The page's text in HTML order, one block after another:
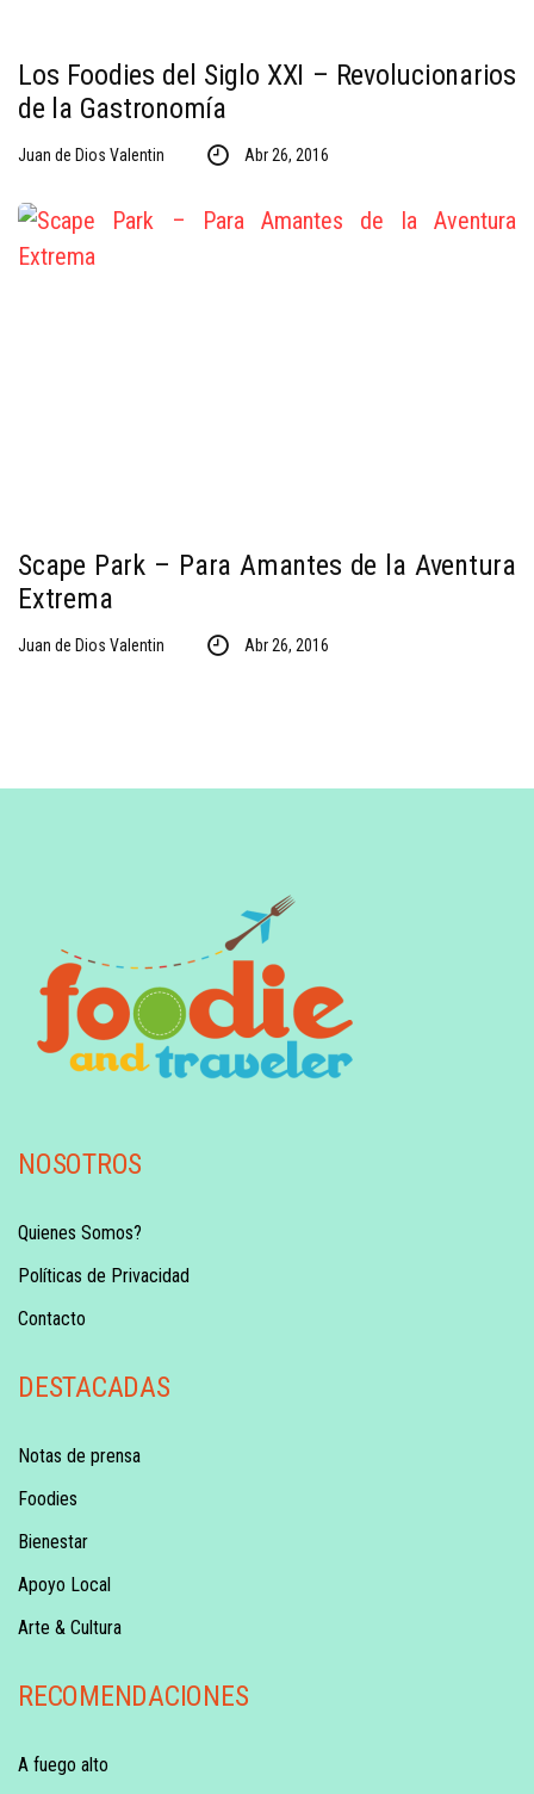
Los Foodies del Siglo XXI – Revolucionarios
de la Gastronomía
Juan de Dios Valentin Abr 26, 2016
Scape Park – Para Amantes de la Aventura
Extrema
Juan de Dios Valentin Abr 26, 2016
NOSOTROS
Quienes Somos?
Políticas de Privacidad
Contacto
DESTACADAS
Notas de prensa
Foodies
Bienestar
Apoyo Local
Arte & Cultura
RECOMENDACIONES
A fuego alto